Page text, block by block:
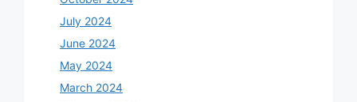
July 2024
June 2024
May 2024
March 2024